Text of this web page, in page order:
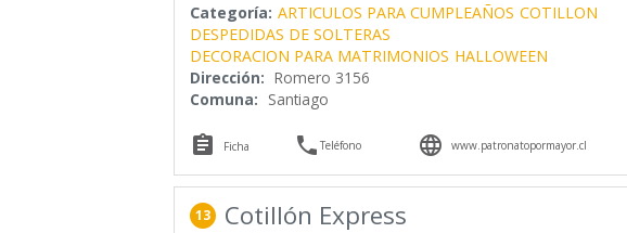
Categoría: ARTICULOS PARA CUMPLEAÑOS COTILLON
DESPEDIDAS DE SOLTERAS
DECORACION PARA MATRIMONIOS HALLOWEEN
Dirección: Romero 3156
Comuna: Santiago
 Ficha Teléfono  www.patronatopormayor.cl
13 Cotillón Express